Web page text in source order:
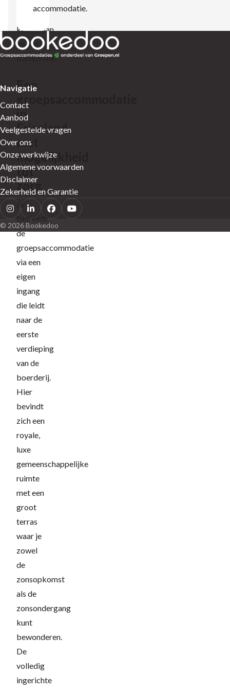
kabelbaan
en een
trampoline.
Een
groepsaccommodatie
in
Friesland
met
mogelijkheid
tot
zorg
Je
betreedt
de
groepsaccommodatie
via een
eigen
ingang
die leidt
naar de
eerste
verdieping
van de
boerderij.
Hier
bevindt
zich een
royale,
luxe
gemeenschappelijke
ruimte
met een
groot
terras
waar je
zowel
de
zonsopkomst
als de
zonsondergang
kunt
bewonderen.
De
volledig
ingerichte
accommodatie.
Navigatie
Contact
Aanbod
Veelgestelde vragen
Over ons
Onze werkwijze
Algemene voorwaarden
Disclaimer
Zekerheid en Garantie
© 2026 Bookedoo